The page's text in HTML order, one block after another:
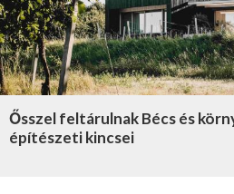
Ősszel feltárulnak Bécs és
építészeti kincsei